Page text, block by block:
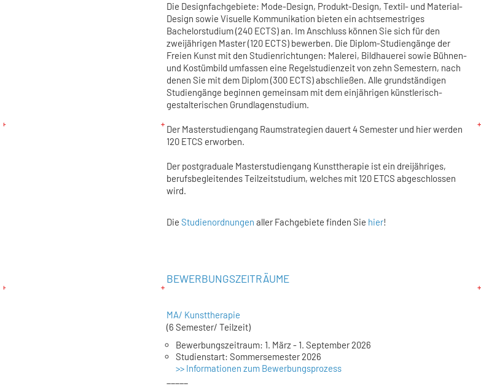
Die Designfachgebiete: Mode-Design, Produkt-Design, Textil- und Material-
Design sowie Visuelle Kommunikation bieten ein achtsemestriges
Bachelorstudium (240 ECTS) an. Im Anschluss können Sie sich für den
zweijährigen Master (120 ECTS) bewerben. Die Diplom-Studiengänge der
Freien Kunst mit den Studienrichtungen: Malerei, Bildhauerei sowie Bühnen-
und Kostümbild umfassen eine Regelstudienzeit von zehn Semestern, nach
denen Sie mit dem Diplom (300 ECTS) abschließen. Alle grundständigen
Studiengänge beginnen gemeinsam mit dem einjährigen künstlerisch-
gestalterischen Grundlagenstudium.
Der Masterstudiengang Raumstrategien dauert 4 Semester und hier werden
120 ETCS erworben.
Der postgraduale Masterstudiengang Kunsttherapie ist ein dreijähriges,
berufsbegleitendes Teilzeitstudium, welches mit 120 ETCS abgeschlossen
wird.
Die Studienordnungen aller Fachgebiete finden Sie hier!
BEWERBUNGSZEITRÄUME
MA/ Kunsttherapie
(6 Semester/ Teilzeit)
Bewerbungszeitraum: 1. März - 1. September 2026
Studienstart: Sommersemester 2026
>> Informationen zum Bewerbungsprozess